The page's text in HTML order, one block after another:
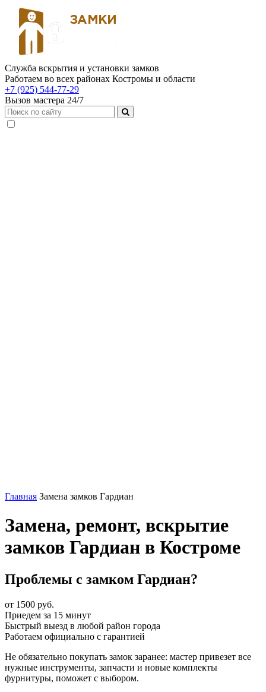
Служба вскрытия и установки замков
Работаем во всех районах Костромы и области
+7 (925) 544-77-29
Вызов мастера 24/7
Главная Замена замков Гардиан
Замена, ремонт, вскрытие
замков Гардиан в Костроме
Проблемы с замком Гардиан?
от 1500 руб.
Приедем за 15 минут
Быстрый выезд в любой район города
Работаем официально с гарантией
Не обязательно покупать замок заранее: мастер привезет все
нужные инструменты, запчасти и новые комплекты
фурнитуры, поможет с выбором.